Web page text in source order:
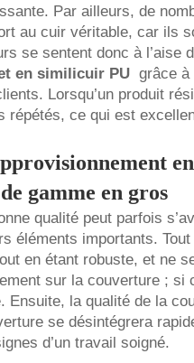
Par ailleurs, de
au cuir véritable, car ils
se sentent donc à l’aise
en similicuir PU grâce à
Lorsqu’un produit
répétés, ce qui est
gamme en gros
qualité peut parfois
éléments importants. Tout
en étant robuste, et ne
sur la couverture ; si
Ensuite, la qualité de la
se désintégrera
d’un travail soigné.